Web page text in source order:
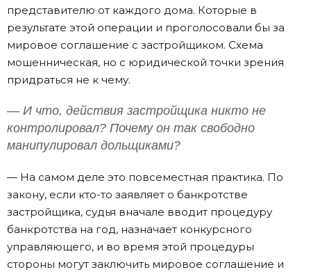
представителю от каждого дома. Которые в
результате этой операции и проголосовали бы за
мировое соглашение с застройщиком. Схема
мошенническая, но с юридической точки зрения
придраться не к чему.
— И что, действия застройщика никто не
контролировал? Почему он так свободно
манипулировал дольщиками?
— На самом деле это повсеместная практика. По
закону, если кто-то заявляет о банкротстве
застройщика, судья вначале вводит процедуру
банкротства на год, назначает конкурсного
управляющего, и во время этой процедуры
стороны могут заключить мировое соглашение и